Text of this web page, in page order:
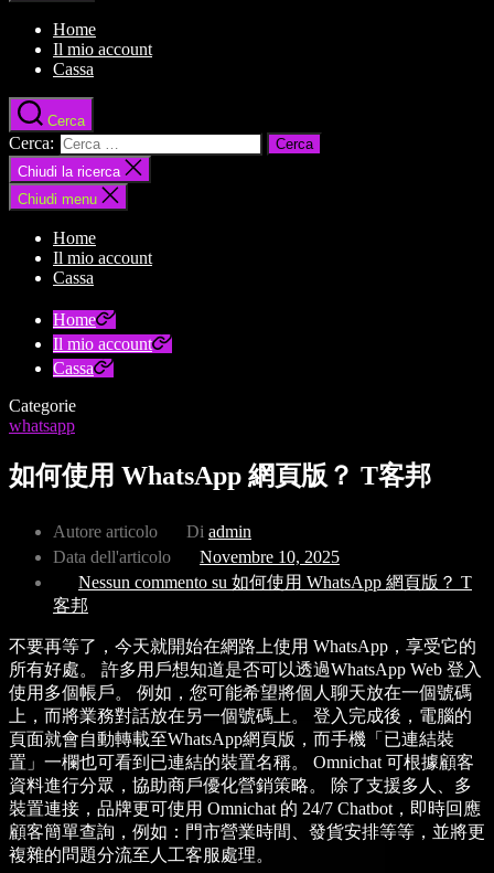
Home
Il mio account
Cassa
Cerca
Cerca:
Chiudi la ricerca
Chiudi menu
Home
Il mio account
Cassa
Home
Il mio account
Cassa
Categorie
whatsapp
如何使用 WhatsApp 網頁版？ T客邦
Autore articolo Di admin
Data dell'articolo
Novembre 10, 2025
Nessun commento su 如何使用 WhatsApp 網頁版？ T
客邦
不要再等了，今天就開始在網路上使用 WhatsApp，享受它的
所有好處。 許多用戶想知道是否可以透過WhatsApp Web 登入
使用多個帳戶。 例如，您可能希望將個人聊天放在一個號碼
上，而將業務對話放在另一個號碼上。 登入完成後，電腦的
頁面就會自動轉載至WhatsApp網頁版，而手機「已連結裝
置」一欄也可看到已連結的裝置名稱。 Omnichat 可根據顧客
資料進行分眾，協助商戶優化營銷策略。 除了支援多人、多
裝置連接，品牌更可使用 Omnichat 的 24/7 Chatbot，即時回應
顧客簡單查詢，例如：門市營業時間、發貨安排等等，並將更
複雜的問題分流至人工客服處理。